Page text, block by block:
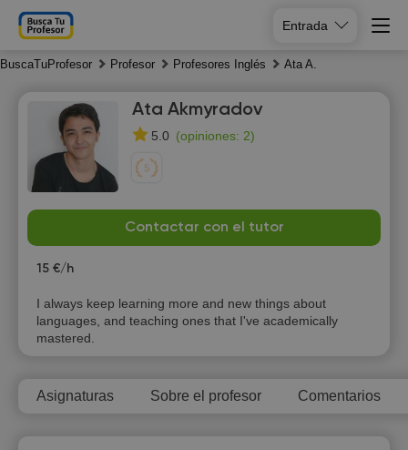
Entrada
BuscaTuProfesor Profesor Profesores Inglés Ata A.
Ata Akmyradov
5.0 (opiniones: 2)
Contactar con el tutor
15 €/h
I always keep learning more and new things about
languages, and teaching ones that I've academically
mastered.
Asignaturas Sobre el profesor Comentarios
Sa
8
Su
9
10
14:30
15:30
10:30
11:30
10:30
11:30